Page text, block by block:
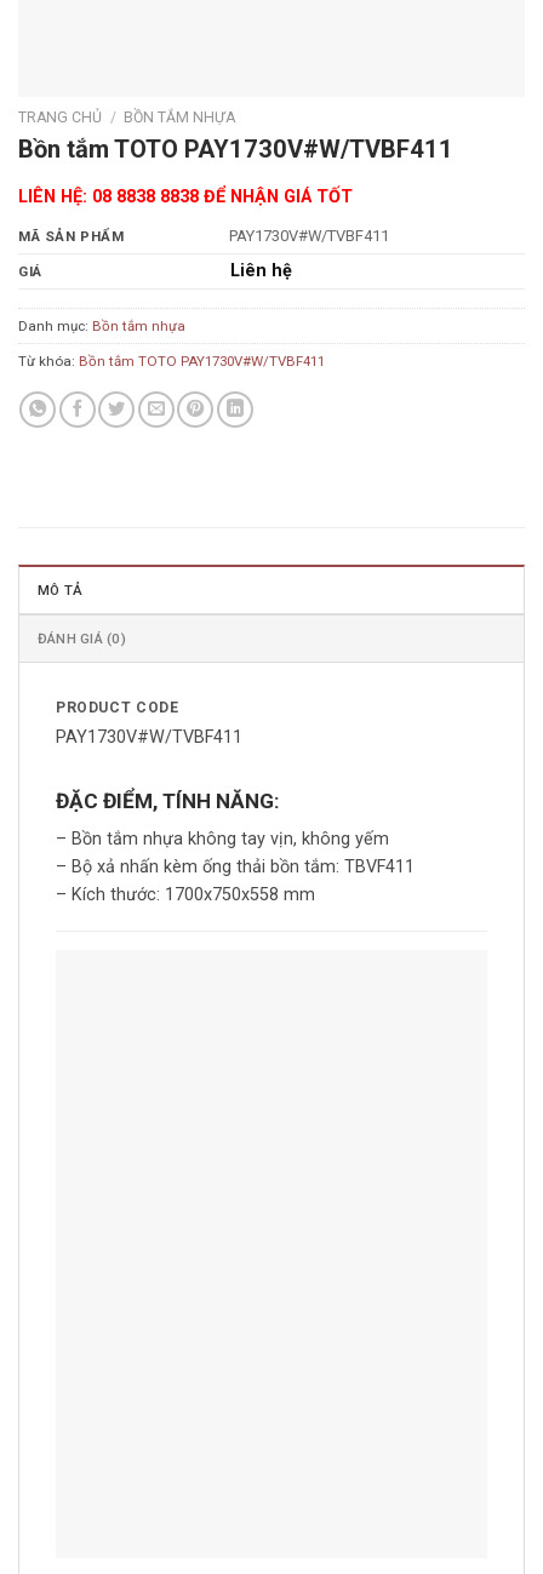
TRANG CHỦ / BỒN TẮM NHỰA
Bồn tắm TOTO PAY1730V#W/TVBF411
LIÊN HỆ: 08 8838 8838 ĐỂ NHẬN GIÁ TỐT
MÃ SẢN PHẨM PAY1730V#W/TVBF411
GIÁ Liên hệ
Danh mục: Bồn tắm nhựa
Từ khóa: Bồn tắm TOTO PAY1730V#W/TVBF411
MÔ TẢ
ĐÁNH GIÁ (0)
PRODUCT CODE
PAY1730V#W/TVBF411
ĐẶC ĐIỂM, TÍNH NĂNG:
– Bồn tắm nhựa không tay vịn, không yếm
– Bộ xả nhấn kèm ống thải bồn tắm: TBVF411
– Kích thước: 1700x750x558 mm